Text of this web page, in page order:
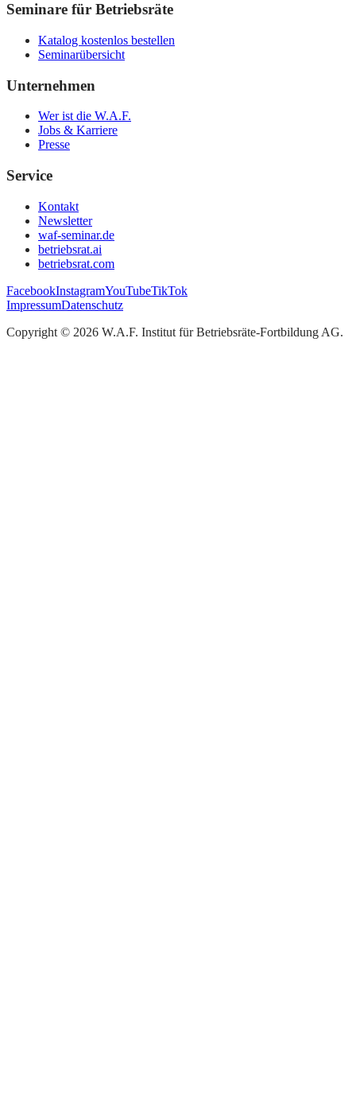
Seminare für Betriebsräte
Katalog kostenlos bestellen
Seminarübersicht
Unternehmen
Wer ist die W.A.F.
Jobs & Karriere
Presse
Service
Kontakt
Newsletter
waf-seminar.de
betriebsrat.ai
betriebsrat.com
FacebookInstagramYouTubeTikTok
ImpressumDatenschutz
Copyright © 2026 W.A.F. Institut für Betriebsräte-Fortbildung AG.